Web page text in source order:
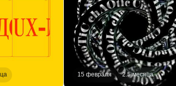
Моушн-дизайн: от простого
к сложному
С нуля Освоить навык
15 февраля 2.5 месяца